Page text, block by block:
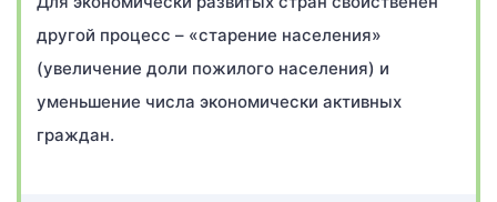
другой процесс – «старение населения»
(увеличение доли пожилого населения) и
уменьшение числа экономически активных
граждан.